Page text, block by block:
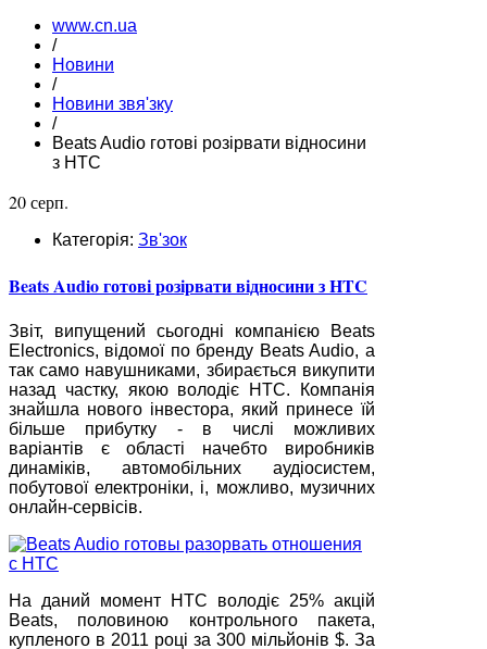
www.cn.ua
/
Новини
/
Новини звя'зку
/
Beats Audio готові розірвати відносини
з HTC
20 серп.
Категорія: Зв'зок
Beats Audio готові розірвати відносини з HTC
Звіт, випущений сьогодні компанією Beats
Electronics, відомої по бренду Beats Audio, а
так само навушниками, збирається викупити
назад частку, якою володіє HTC. Компанія
знайшла нового інвестора, який принесе їй
більше прибутку - в числі можливих
варіантів є області начебто виробників
динаміків, автомобільних аудіосистем,
побутової електроніки, і, можливо, музичних
онлайн-сервісів.
На даний момент HTC володіє 25% акцій
Beats, половиною контрольного пакета,
купленого в 2011 році за 300 мільйонів $. За